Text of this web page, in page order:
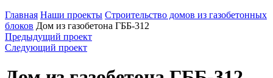
Главная Наши проекты Строительство домов из газобетонных
блоков Дом из газобетона ГББ-312
Предыдущий проект
Следующий проект